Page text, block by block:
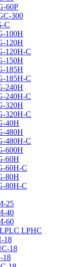
60P
300
C
100H
120H
120H-C
150H
185H
185H-C
240H
240H-C
320H
320H-C
40H
480H
480H-C
600H
60H
60H-C
80H
80H-C
25
40
60
LPHC
18
18
18